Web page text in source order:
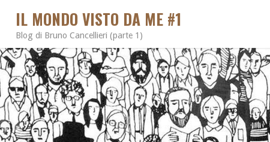
IL MONDO VISTO DA ME #1
Blog di Bruno Cancellieri (parte 1)